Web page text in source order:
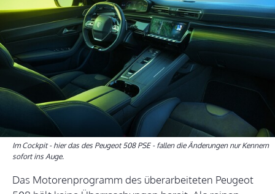
Im Cockpit - hier das des Peugeot 508 PSE - fallen die Änderungen nur Kennern
sofort ins Auge.
Das Motorenprogramm des überarbeiteten Peugeot